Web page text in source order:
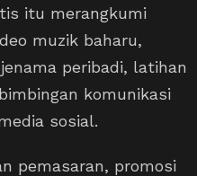
itu merangkumi
muzik baharu,
peribadi, latihan
komunikasi
sosial.
pemasaran, promosi